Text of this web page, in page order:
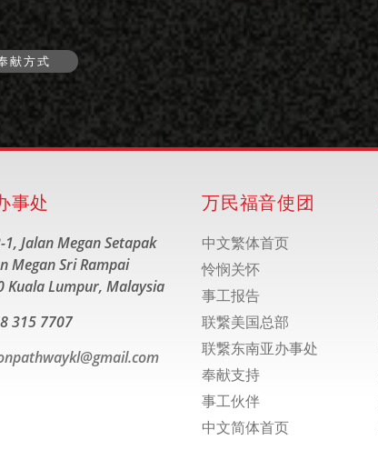
献方式
事处
1, Jalan Megan Setapak
Megan Sri Rampai
Kuala Lumpur, Malaysia
315 7707
万民福音使团
中文繁体首页
怜悯关怀
事工报告
联繋美国总部
联繋东南亚办事处
奉献支持
事工伙伴
中文简体首页